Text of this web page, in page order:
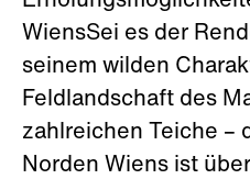
WiensSei es der
seinem wilden
Feldlandschaft des
zahlreichen Teiche –
Norden Wiens ist